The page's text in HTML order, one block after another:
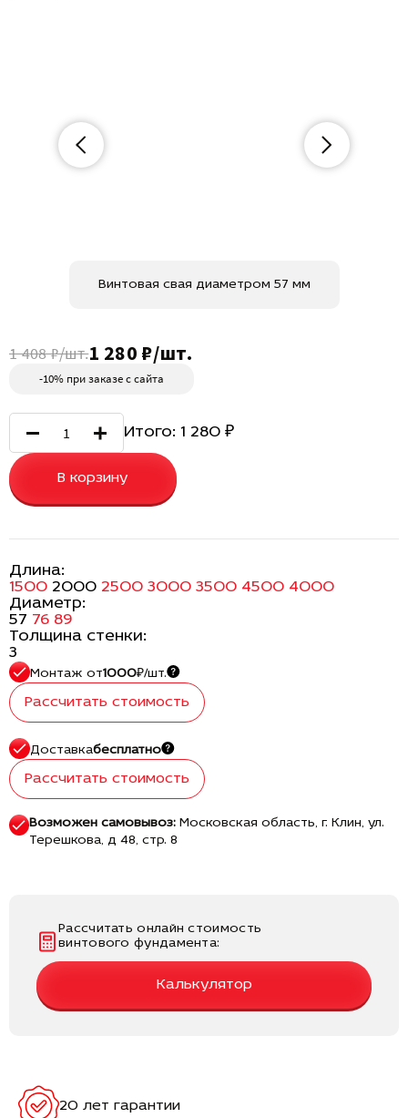
1 408 ₽/шт.1 280 ₽/шт.
-10% при заказе с сайта
Итого: 1 280 ₽
В корзину
Длина:
1500 2000 2500 3000 3500 4500 4000
Диаметр:
57 76 89
Толщина стенки:
3
Монтаж от1000₽/шт.
Рассчитать стоимость
Доставкабесплатно
Рассчитать стоимость
Возможен самовывоз:Московская область, г. Клин, ул.
Терешкова, д 48, стр. 8
Рассчитать онлайн стоимость
винтового фундамента:
Калькулятор
Винтовая свая диаметром 57 мм
20 лет гарантии